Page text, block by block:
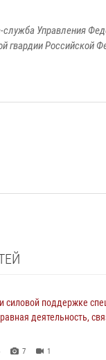
служба Управления
гвардии Российской
силовой поддержке
деятельность,
7 1